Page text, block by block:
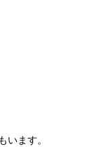
います。